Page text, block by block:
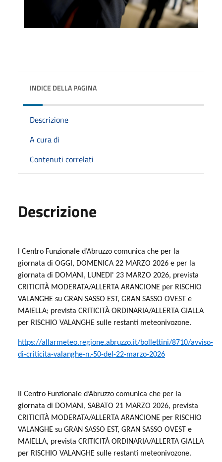
INDICE DELLA PAGINA
Descrizione
A cura di
Contenuti correlati
Descrizione
l Centro Funzionale d’Abruzzo comunica che per la
giornata di OGGI, DOMENICA 22 MARZO 2026 e per la
giornata di DOMANI, LUNEDI' 23 MARZO 2026, prevista
CRITICITÀ MODERATA/ALLERTA ARANCIONE per RISCHIO
VALANGHE su GRAN SASSO EST, GRAN SASSO OVEST e
MAIELLA; prevista CRITICITÀ ORDINARIA/ALLERTA GIALLA
per RISCHIO VALANGHE sulle restanti meteonivozone.
https://allarmeteo.regione.abruzzo.it/bollettini/8710/avviso-
di-criticita-valanghe-n.-50-del-22-marzo-2026
Il Centro Funzionale d’Abruzzo comunica che per la
giornata di DOMANI, SABATO 21 MARZO 2026, prevista
CRITICITÀ MODERATA/ALLERTA ARANCIONE per RISCHIO
VALANGHE su GRAN SASSO EST, GRAN SASSO OVEST e
MAIELLA, prevista CRITICITÀ ORDINARIA/ALLERTA GIALLA
per RISCHIO VALANGHE sulle restanti meteonivozone.